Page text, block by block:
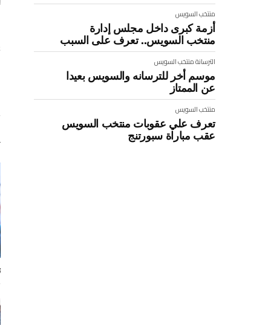
منتخب السويس
أزمة كبرى داخل مجلس إدارة
منتخب السويس.. تعرف على السبب
الترسانةمنتخب السويس
موسم أخر للترسانه والسويس بعيدا
عن الممتاز
منتخب السويس
تعرف علي عقوبات منتخب السويس
عقب مباراة سبورتنج